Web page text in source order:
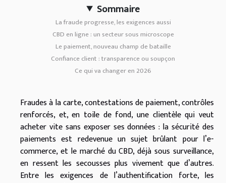
Sommaire
La fraude progresse, les exigences aussi
CBD en ligne : un secteur sous microscope
Le paiement, nouveau champ de bataille
Confiance client : transparence ou soupçon
Ce qui va changer en 2026
Fraudes à la carte, contestations de paiement, contrôles
renforcés, et, en toile de fond, une clientèle qui veut
acheter vite sans exposer ses données : la sécurité des
paiements est redevenue un sujet brûlant pour l’e-
commerce, et le marché du CBD, déjà sous surveillance,
en ressent les secousses plus vivement que d’autres.
Entre les exigences de l’authentification forte, les